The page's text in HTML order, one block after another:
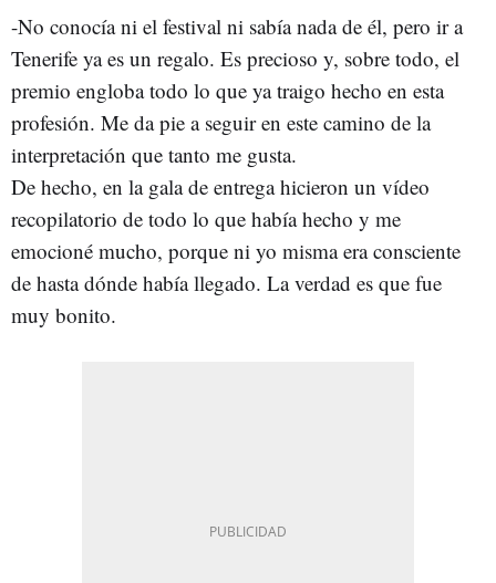
-No conocía ni el festival ni sabía nada de él, pero ir a
Tenerife ya es un regalo. Es precioso y, sobre todo, el
premio engloba todo lo que ya traigo hecho en esta
profesión. Me da pie a seguir en este camino de la
interpretación que tanto me gusta.
De hecho, en la gala de entrega hicieron un vídeo
recopilatorio de todo lo que había hecho y me
emocioné mucho, porque ni yo misma era consciente
de hasta dónde había llegado. La verdad es que fue
muy bonito.